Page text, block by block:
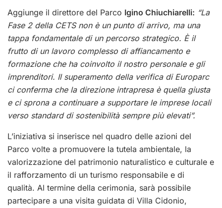
Aggiunge il direttore del Parco Igino Chiuchiarelli: “La
Fase 2 della CETS non è un punto di arrivo, ma una
tappa fondamentale di un percorso strategico. È il
frutto di un lavoro complesso di affiancamento e
formazione che ha coinvolto il nostro personale e gli
imprenditori. Il superamento della verifica di Europarc
ci conferma che la direzione intrapresa è quella giusta
e ci sprona a continuare a supportare le imprese locali
verso standard di sostenibilità sempre più elevati”.
L’iniziativa si inserisce nel quadro delle azioni del
Parco volte a promuovere la tutela ambientale, la
valorizzazione del patrimonio naturalistico e culturale e
il rafforzamento di un turismo responsabile e di
qualità. Al termine della cerimonia, sarà possibile
partecipare a una visita guidata di Villa Cidonio,